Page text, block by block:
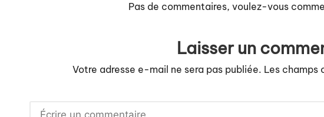
Pas de commentaires, voulez-vous
Laisser un
Votre adresse e-mail ne sera pas publiée. Les champs